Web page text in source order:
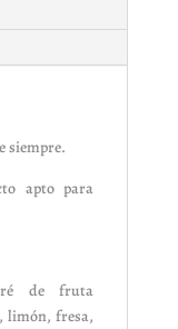
siempre.
apto para
de fruta
limón, fresa,